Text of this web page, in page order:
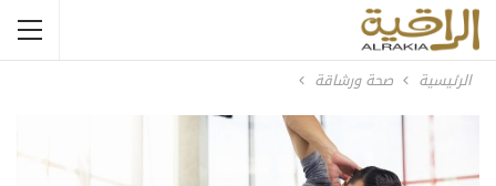
الرئيسية صحة ورشاقة